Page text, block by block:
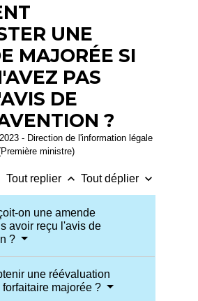
UNE
MAJORÉE SI
PAS
DE
?
- Direction de l'information légale
ministre)
Tout replier keyboard_arrow_up Tout déplier keyboard_arrow_down
on une amende
avoir reçu l'avis de
?
une réévaluation
majorée ?